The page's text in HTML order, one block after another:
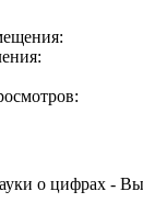
о цифрах - Вы